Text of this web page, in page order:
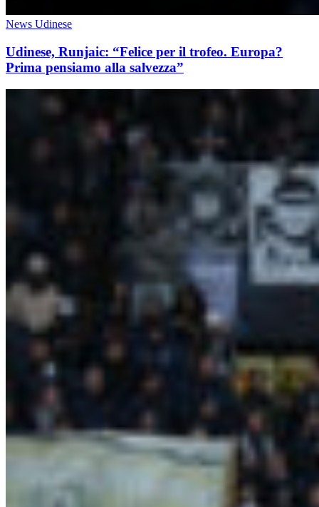
News Udinese
Udinese, Runjaic: “Felice per il trofeo. Europa?
Prima pensiamo alla salvezza”